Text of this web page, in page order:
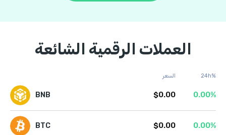
العملات الرقمية الشائعة
السعر 24h%
BNB $0.00 0.00%
BTC $0.00 0.00%